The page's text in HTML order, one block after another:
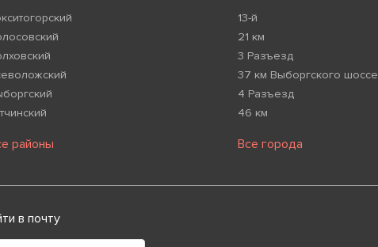
районы
13-й
21 км
3 Разъезд
37 км Выборгского шоссе
4 Разъезд
46 км
Все города
в почту